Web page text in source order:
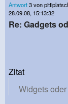
Antwort3 von
28.09.08, 15:13:32
Re: Gadgets
Zitat
Widgets